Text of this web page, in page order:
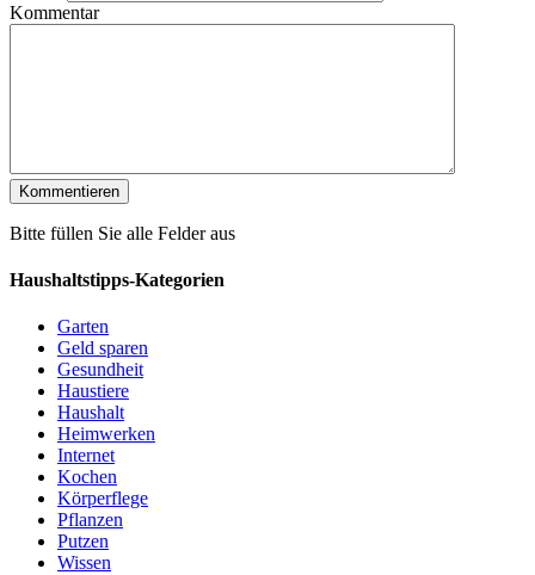
Kommentar
Bitte füllen Sie alle Felder aus
Haushaltstipps-Kategorien
Garten
Geld sparen
Gesundheit
Haustiere
Haushalt
Heimwerken
Internet
Kochen
Körperflege
Pflanzen
Putzen
Wissen